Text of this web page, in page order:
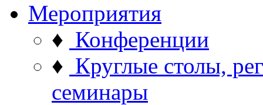
Мероприятия
♦ Конференции
♦ Круглые столы,
семинары